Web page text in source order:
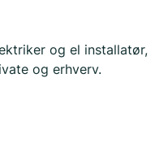
og el installatør,
og erhverv.